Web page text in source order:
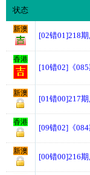
状态
新澳
[02错01]218
香港
[10错02]《
新澳
[01错00]217
香港
[09错02]《
新澳
[00错00]216